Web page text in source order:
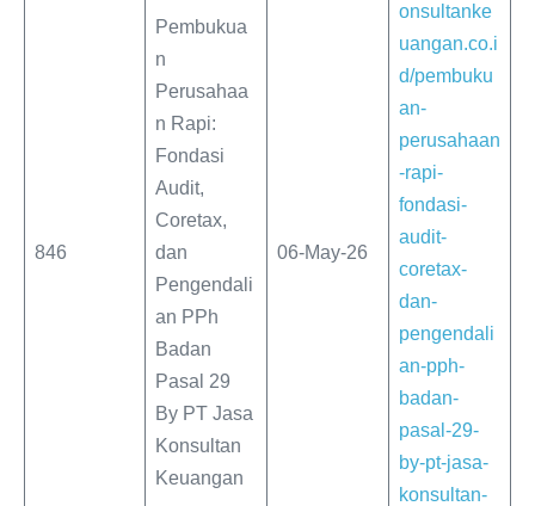
846
Pembukua
n
Perusahaa
n Rapi:
Fondasi
Audit,
Coretax,
dan
Pengendali
an PPh
Badan
Pasal 29
By PT Jasa
Konsultan
Keuangan
06-May-26
onsultanke
uangan.co.i
d/pembuku
an-
perusahaan
-rapi-
fondasi-
audit-
coretax-
dan-
pengendali
an-pph-
badan-
pasal-29-
by-pt-jasa-
konsultan-